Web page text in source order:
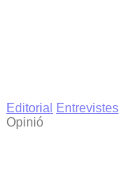
Editorial
Entrevistes
Opinió